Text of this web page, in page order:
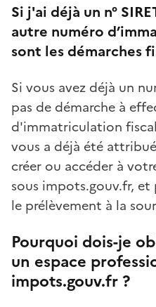
Si j'ai déjà un n°
autre numéro
sont les démarches
Si vous avez déjà un
pas de démarche à
d'immatriculation
vous a déjà été
créer ou accéder à
sous impots.gouv.fr,
le prélèvement à la
Pourquoi dois-je
un espace
impots.gouv.fr ?